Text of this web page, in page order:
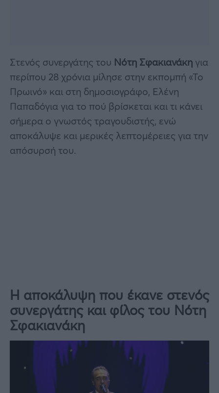
Στενός συνεργάτης του Νότη Σφακιανάκη για
περίπου 28 χρόνια μίλησε στην εκπομπή «Το
Πρωινό» και στη δημοσιογράφο, Ελένη
Παπαδόγια για το πού βρίσκεται και τι κάνει
σήμερα ο γνωστός τραγουδιστής, ενώ
αποκάλυψε και μερικές λεπτομέρειες για την
απόσυρσή του.
Η αποκάλυψη που έκανε στενός
συνεργάτης και φίλος του Νότη
Σφακιανάκη